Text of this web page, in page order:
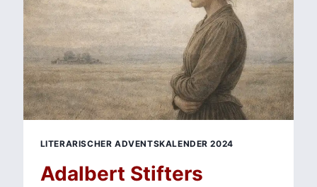
LITERARISCHER ADVENTSKALENDER 2024
Adalbert Stifters